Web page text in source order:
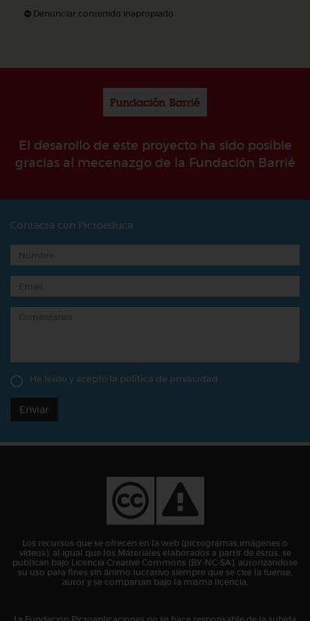
Denunciar contenido inapropiado
El desarollo de este proyecto ha sido posible
gracias al mecenazgo de la Fundación Barrié
Contacta con Pictoeduca
He leído y acepto la política de privacidad
Enviar
Los recursos que se ofrecen en la web (pictogramas,imágenes o
vídeos), al igual que los Materiales elaborados a partir de éstos, se
publican bajo Licencia Creative Commons (BY-NC-SA), autorizándose
su uso para fines sin ánimo lucrativo siempre que se cite la fuente,
autor y se compartan bajo la misma licencia.